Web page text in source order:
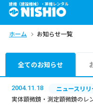
建機（建設機械）・重機レンタル
商品一覧
問合せ依頼リスト
ホーム お知らせ一覧
全てのお知らせ
2004.11.18
ニュースリリ
実体顕微鏡・測定顕微鏡のレ